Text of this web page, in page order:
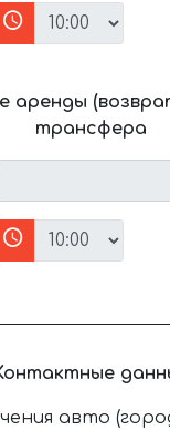
аренды
трансфера
авто